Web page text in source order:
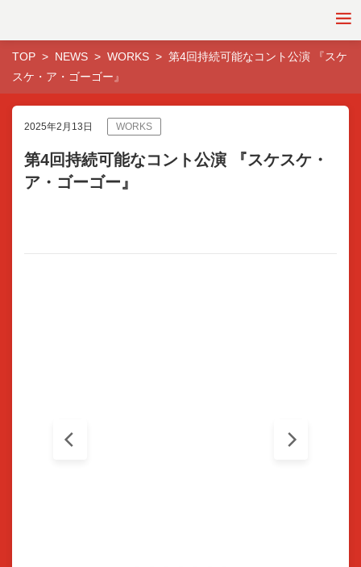
TOP NEWS WORKS
第4回持続可能なコント公演 『スケ
スケ・ア・ゴーゴー』
2025年2月13日 WORKS
第4回持続可能なコント公演 『スケスケ・
ア・ゴーゴー』